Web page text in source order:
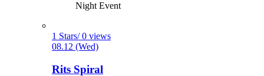
Night Event
1 Stars/ 0 views
08.12 (Wed)
Rits Spiral